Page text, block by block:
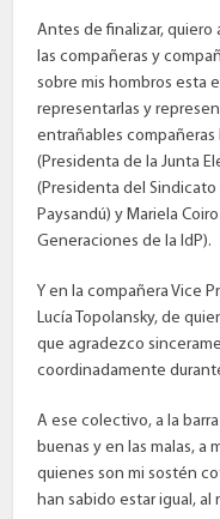
Antes de finalizar, quiero
las compañeras y
sobre mis hombros esta
representarlas y
entrañables
(Presidenta de la Junta
(Presidenta del Sindicato
Paysandú) y Mariela
Generaciones de la IdP).
Y en la compañera Vice
Lucía Topolansky, de
que agradezco
coordinadamente
A ese colectivo, a la
buenas y en las malas, a
quienes son mi sostén
han sabido estar igual,